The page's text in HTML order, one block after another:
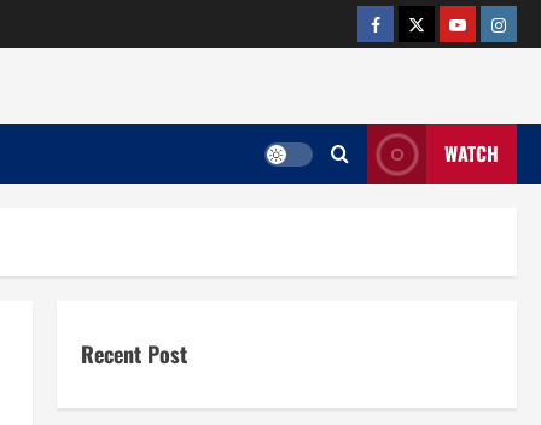
facebooktwitter
WATCH
Recent Post